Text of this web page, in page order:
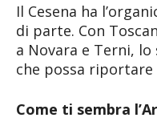
Il Cesena ha
di parte. Con
a Novara e Terni,
che possa riportare
Come ti sembra